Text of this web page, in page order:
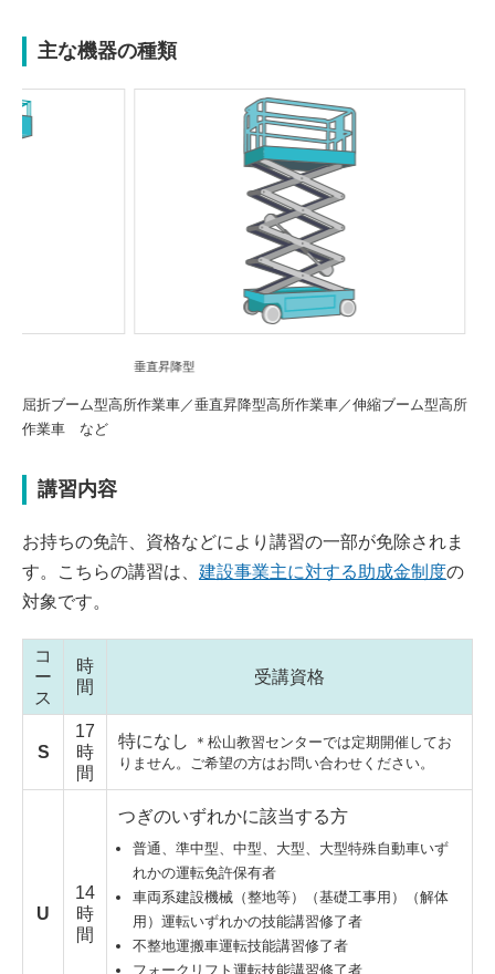
主な機器の種類
垂直昇降型
屈折ブーム型高所作業車／垂直昇降型高所作業車／伸縮ブーム型高所
作業車 など
講習内容
お持ちの免許、資格などにより講習の一部が免除されま
す。こちらの講習は、 建設事業主に対する助成金制度の
対象です。
コ
ー
ス
時
間
受講資格
S
17
時
間
特になし
＊松山教習センターでは定期開催してお
りません。ご希望の方はお問い合わせください。
U
14
時
間
つぎのいずれかに該当する方
普通、準中型、中型、大型、大型特殊自動車いず
れかの運転免許保有者
車両系建設機械（整地等）（基礎工事用）（解体
用）運転いずれかの技能講習修了者
不整地運搬車運転技能講習修了者
フォークリフト運転技能講習修了者